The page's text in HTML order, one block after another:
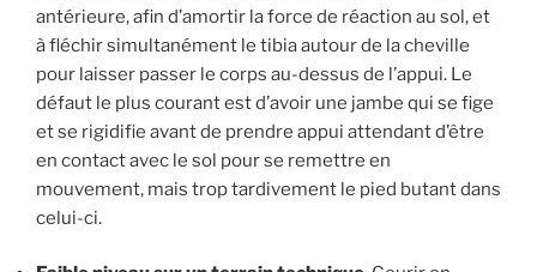
antérieure, afin d’amortir la force de réaction au sol, et
à fléchir simultanément le tibia autour de la cheville
pour laisser passer le corps au-dessus de l’appui. Le
défaut le plus courant est d’avoir une jambe qui se fige
et se rigidifie avant de prendre appui attendant d’être
en contact avec le sol pour se remettre en
mouvement, mais trop tardivement le pied butant dans
celui-ci.